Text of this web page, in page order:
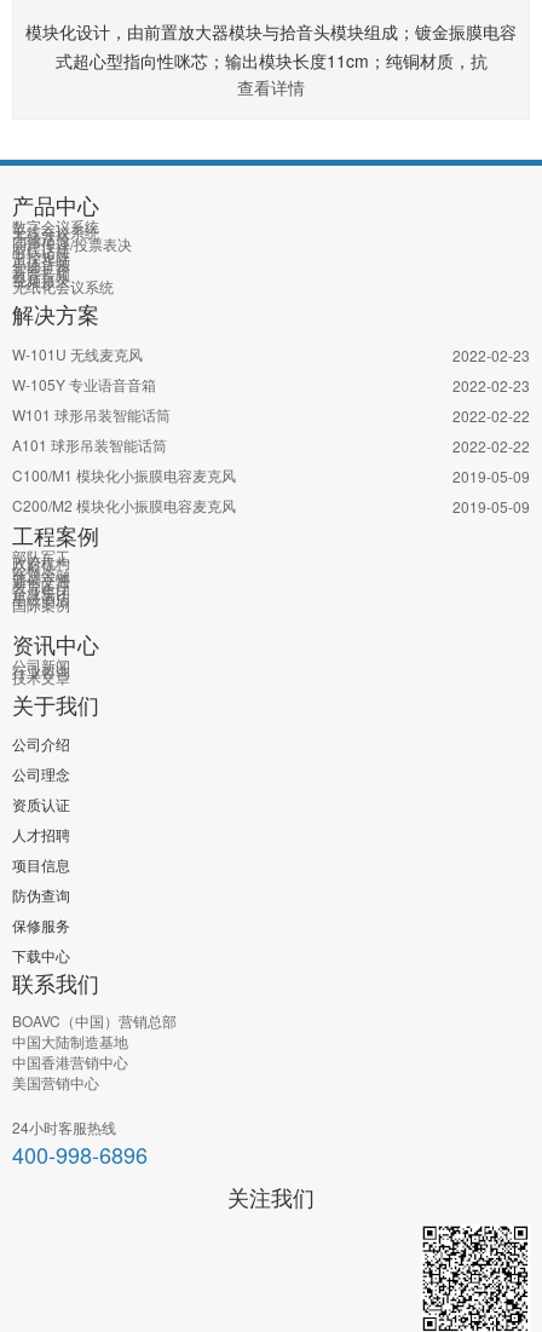
模块化设计，由前置放大器模块与拾音头模块组成；镀金振膜电容
式超心型指向性咪芯；输出模块长度11cm；纯铜材质，抗
RF/GSM射频干扰；提供XLR接口；
查看详情
产品中心
数字会议系统
无线会议系统
无线话筒
同声传译/投票表决
有线话筒
中控矩阵
单体音频
智能扩声
教育音频
视频摄录
无纸化会议系统
解决方案
W-101U 无线麦克风
2022-02-23
W-105Y 专业语音音箱
2022-02-23
W101 球形吊装智能话筒
2022-02-22
A101 球形吊装智能话筒
2022-02-22
C100/M1 模块化小振膜电容麦克风
2019-05-09
C200/M2 模块化小振膜电容麦克风
2019-05-09
工程案例
部队军工
政府机构
公检法
能源金融
通信交通
教育医疗
企业集团
星级酒店
国际案例
资讯中心
公司新闻
行业咨询
技术文章
关于我们
公司介绍
公司理念
资质认证
人才招聘
项目信息
防伪查询
保修服务
下载中心
联系我们
BOAVC（中国）营销总部
中国大陆制造基地
中国香港营销中心
美国营销中心
24小时客服热线
400-998-6896
关注我们